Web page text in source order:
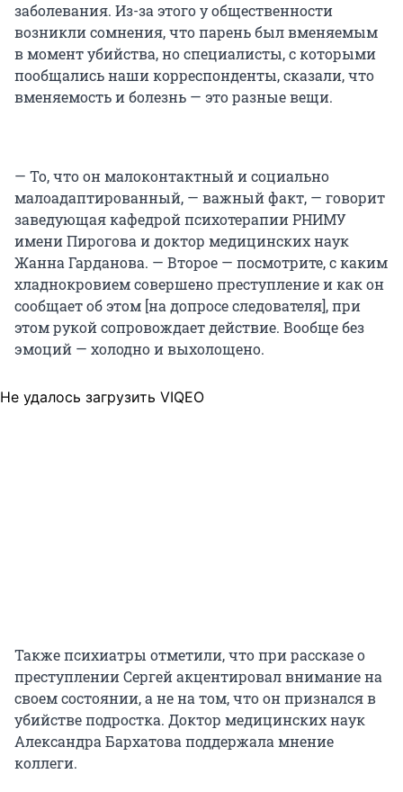
заболевания. Из-за этого у общественности
возникли сомнения, что парень был вменяемым
в момент убийства, но специалисты, с которыми
пообщались наши корреспонденты, сказали, что
вменяемость и болезнь — это разные вещи.
— То, что он малоконтактный и социально
малоадаптированный, — важный факт, — говорит
заведующая кафедрой психотерапии РНИМУ
имени Пирогова и доктор медицинских наук
Жанна Гарданова. — Второе — посмотрите, с каким
хладнокровием совершено преступление и как он
сообщает об этом [на допросе следователя], при
этом рукой сопровождает действие. Вообще без
эмоций — холодно и выхолощено.
Не удалось загрузить VIQEO
Также психиатры отметили, что при рассказе о
преступлении Сергей акцентировал внимание на
своем состоянии, а не на том, что он признался в
убийстве подростка. Доктор медицинских наук
Александра Бархатова поддержала мнение
коллеги.